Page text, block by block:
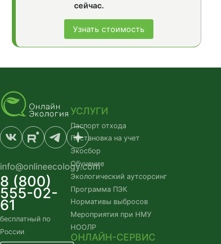
сейчас.
Узнать стоимость
info@onlineecology.com
8 (800)
555-02-
61
бесплатный по
России
УСЛУГИ
Паспорт отхода
Постановка на учет
Экосбор
Обучение
Экологический аутсорсинг
Программа ПЭК
Нормативы выбросов
Мероприятия при НМУ
НООЛР
ОНЛАЙН-СЕРВИС